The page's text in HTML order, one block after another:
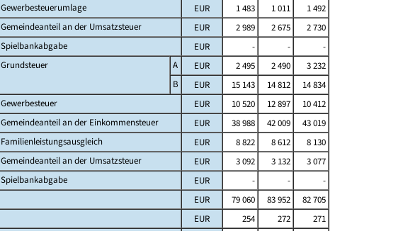
Gewerbesteuerumlage
EUR 1 483 1 011
1 492
Gemeindeanteil an der Umsatzsteuer
EUR 2 989 2 675
2 730
Spielbankabgabe
EUR - -
-
Grundsteuer A EUR 2 495 2 490
3 232
B
EUR 15 143 14 812
14 834
Gewerbesteuer
EUR 10 520 12 897
10 412
Gemeindeanteil an der Einkommensteuer
EUR 38 988 42 009
43 019
Familienleistungsausgleich
EUR 8 822 8 612
8 130
Gemeindeanteil an der Umsatzsteuer
EUR 3 092 3 132
3 077
Spielbankabgabe
EUR - -
-
EUR 79 060 83 952
82 705
EUR 254 272
271